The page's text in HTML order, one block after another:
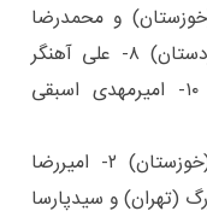
عشیری (خوزستان) و محمدرضا
اشکانی (سهمیه) ۷- آرشام عزیزی (کردستان) ۸- علی آهنگر
(گلستان) ۹- کوروش صفره (همدان) ۱۰- امیرمهدی اسبقی
۱۰۰ کیلوگرم: ۱- یوسف سعادتی فرد (خوزستان) ۲- امیررضا
جامه بزرگ (تهران) و سیدپارسا